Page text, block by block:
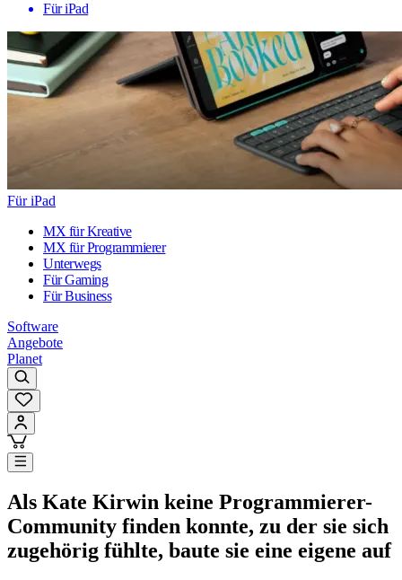
Für iPad
Für iPad
MX für Kreative
MX für Programmierer
Unterwegs
Für Gaming
Für Business
Software
Angebote
Planet
Als Kate Kirwin keine Programmierer-
Community finden konnte, zu der sie sich
zugehörig fühlte, baute sie eine eigene auf